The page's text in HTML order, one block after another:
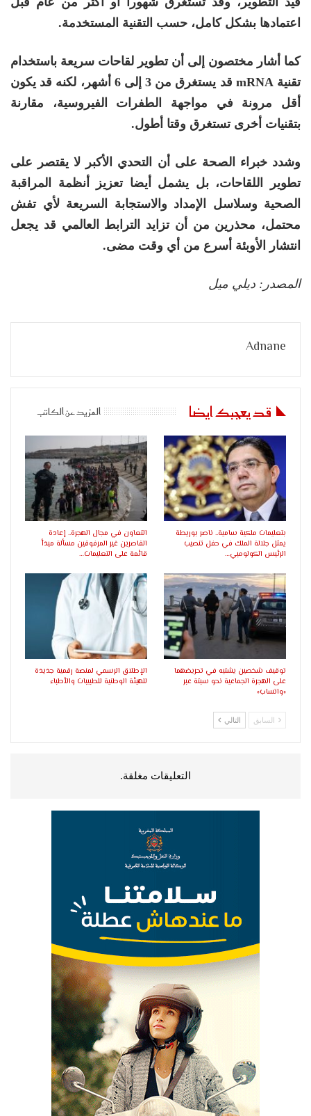
اعتمادها بشكل كامل، حسب التقنية المستخدمة.
كما أشار مختصون إلى أن تطوير لقاحات سريعة باستخدام
تقنية mRNA قد يستغرق من 3 إلى 6 أشهر، لكنه قد يكون
أقل مرونة في مواجهة الطفرات الفيروسية، مقارنة
بتقنيات أخرى تستغرق وقتا أطول.
وشدد خبراء الصحة على أن التحدي الأكبر لا يقتصر على
تطوير اللقاحات، بل يشمل أيضا تعزيز أنظمة المراقبة
الصحية وسلاسل الإمداد والاستجابة السريعة لأي تفش
محتمل، محذرين من أن تزايد الترابط العالمي قد يجعل
انتشار الأوبئة أسرع من أي وقت مضى.
المصدر: ديلي ميل
Adnane
قد يعجبك ايضا المزيد عن الكاتب
بتعليمات ملكية سامية.. ناصر بوريطة
يمثل جلالة الملك في حفل تنصيب
الرئيس الكولومبي…
التعاون في مجال الهجرة.. إعادة
القاصرين غير المرفوقين مسألة مبدأ
قائمة على التعليمات…
توقيف شخصين يشتبه في تحريضهما
على الهجرة الجماعية نحو سبتة عبر
«واتساب»
الإطلاق الرسمي لمنصة رقمية جديدة
للهيئة الوطنية للطبيبات والأطباء
السابق التالي
التعليقات مغلقة.